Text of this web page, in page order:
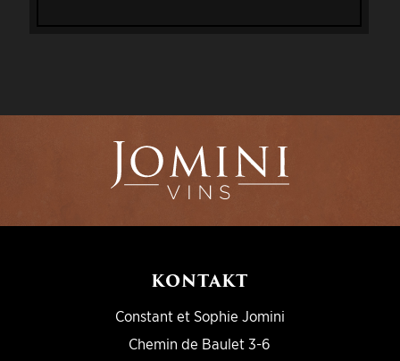
KONTAKT
Constant et Sophie Jomini
Chemin de Baulet 3-6